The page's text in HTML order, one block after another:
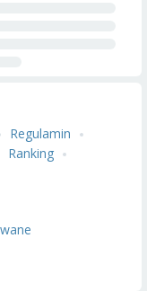
Regulamin
Ranking